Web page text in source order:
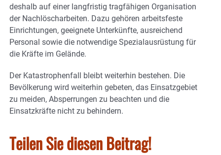
deshalb auf einer langfristig tragfähigen Organisation
der Nachlöscharbeiten. Dazu gehören arbeitsfeste
Einrichtungen, geeignete Unterkünfte, ausreichend
Personal sowie die notwendige Spezialausrüstung für
die Kräfte im Gelände.
Der Katastrophenfall bleibt weiterhin bestehen. Die
Bevölkerung wird weiterhin gebeten, das Einsatzgebiet
zu meiden, Absperrungen zu beachten und die
Einsatzkräfte nicht zu behindern.
Teilen Sie diesen Beitrag!